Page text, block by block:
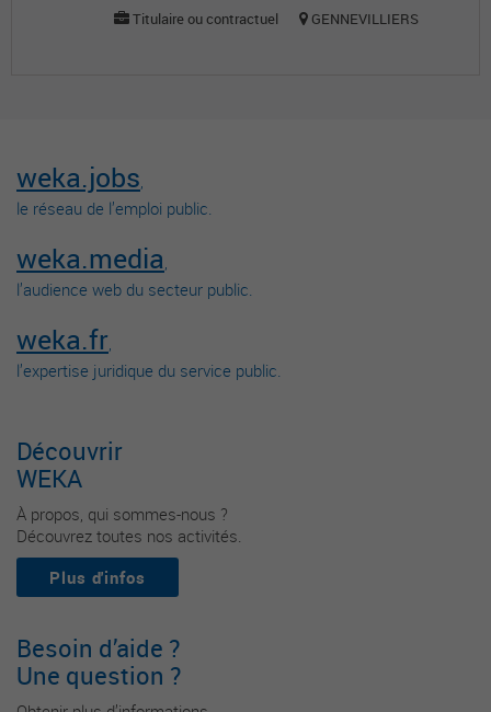
Titulaire ou contractuel
GENNEVILLIERS
weka.jobs,
le réseau de l’emploi public.
weka.media,
l’audience web du secteur public.
weka.fr,
l’expertise juridique du service public.
Découvrir
WEKA
À propos, qui sommes-nous ?
Découvrez toutes nos activités.
Plus d'infos
Besoin d’aide ?
Une question ?